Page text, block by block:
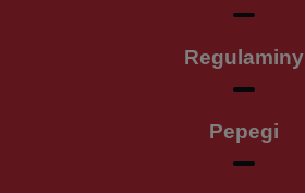
Regulaminy
Pepegi